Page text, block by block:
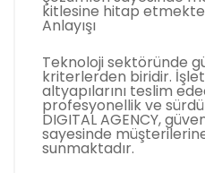
kitlesine hitap
Anlayışı
Teknoloji sektöründe
kriterlerden biridir.
altyapılarını teslim
profesyonellik ve
DIGITAL AGENCY,
sayesinde
sunmaktadır.